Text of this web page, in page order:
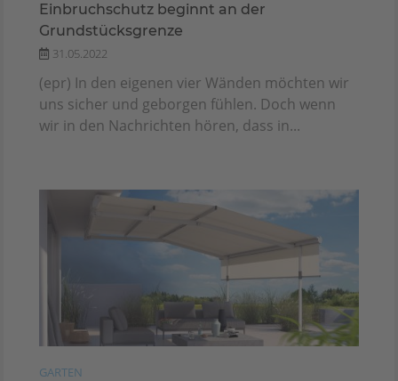
Einbruchschutz beginnt an der
Grundstücksgrenze
31.05.2022
(epr) In den eigenen vier Wänden möchten wir
uns sicher und geborgen fühlen. Doch wenn
wir in den Nachrichten hören, dass in...
GARTEN